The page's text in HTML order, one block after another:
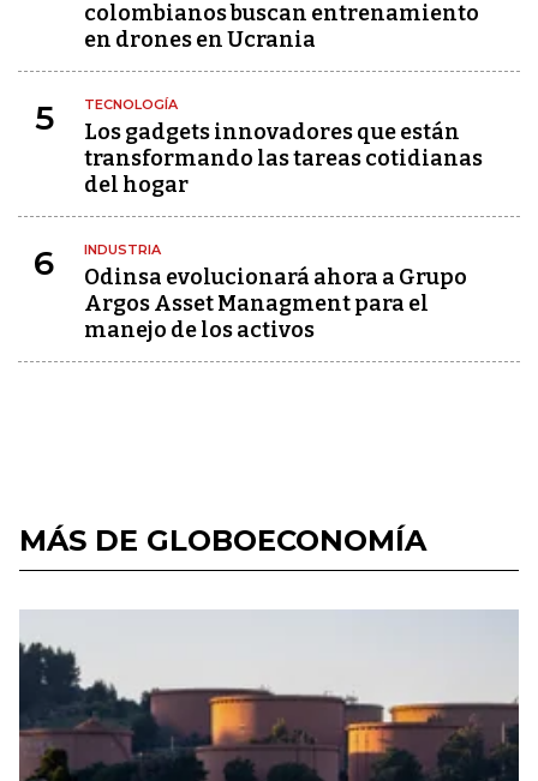
colombianos buscan entrenamiento
en drones en Ucrania
5 TECNOLOGÍA
Los gadgets innovadores que están
transformando las tareas cotidianas
del hogar
6 INDUSTRIA
Odinsa evolucionará ahora a Grupo
Argos Asset Managment para el
manejo de los activos
MÁS DE GLOBOECONOMÍA